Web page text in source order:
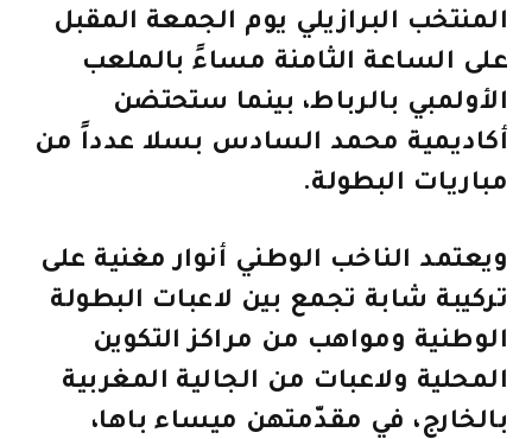
المنتخب البرازيلي يوم الجمعة المقبل
على الساعة الثامنة مساءً بالملعب
الأولمبي بالرباط، بينما ستحتضن
أكاديمية محمد السادس بسلا عدداً من
مباريات البطولة.
ويعتمد الناخب الوطني أنوار مغنية على
تركيبة شابة تجمع بين لاعبات البطولة
الوطنية ومواهب من مراكز التكوين
المحلية ولاعبات من الجالية المغربية
بالخارج، في مقدّمتهن ميساء باها،